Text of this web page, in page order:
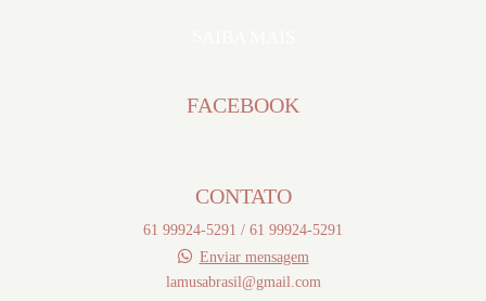
FACEBOOK
CONTATO
61 99924-5291 / 61 99924-5291
Enviar mensagem
lamusabrasil@gmail.com